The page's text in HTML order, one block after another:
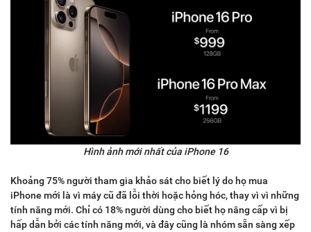
Hình ảnh mới nhất của iPhone 16
Khoảng 75% người tham gia khảo sát cho biết lý do họ mua
iPhone mới là vì máy cũ đã lỗi thời hoặc hỏng hóc, thay vì vì những
tính năng mới. Chỉ có 18% người dùng cho biết họ nâng cấp vì bị
hấp dẫn bởi các tính năng mới, và đây cũng là nhóm sẵn sàng xếp